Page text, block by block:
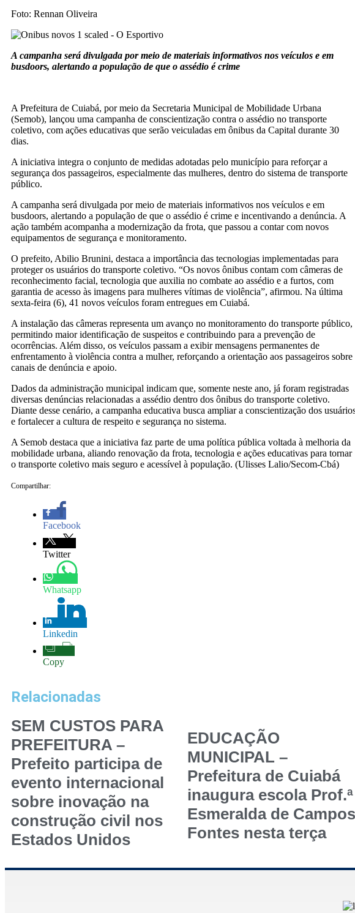
Foto: Rennan Oliveira
A campanha será divulgada por meio de materiais informativos nos veículos e em
busdoors, alertando a população de que o assédio é crime
A Prefeitura de Cuiabá, por meio da Secretaria Municipal de Mobilidade Urbana
(Semob), lançou uma campanha de conscientização contra o assédio no transporte
coletivo, com ações educativas que serão veiculadas em ônibus da Capital durante 30
dias.
A iniciativa integra o conjunto de medidas adotadas pelo município para reforçar a
segurança dos passageiros, especialmente das mulheres, dentro do sistema de transporte
público.
A campanha será divulgada por meio de materiais informativos nos veículos e em
busdoors, alertando a população de que o assédio é crime e incentivando a denúncia. A
ação também acompanha a modernização da frota, que passou a contar com novos
equipamentos de segurança e monitoramento.
O prefeito, Abilio Brunini, destaca a importância das tecnologias implementadas para
proteger os usuários do transporte coletivo. “Os novos ônibus contam com câmeras de
reconhecimento facial, tecnologia que auxilia no combate ao assédio e a furtos, com
garantia de acesso às imagens para mulheres vítimas de violência”, afirmou. Na última
sexta-feira (6), 41 novos veículos foram entregues em Cuiabá.
A instalação das câmeras representa um avanço no monitoramento do transporte público,
permitindo maior identificação de suspeitos e contribuindo para a prevenção de
ocorrências. Além disso, os veículos passam a exibir mensagens permanentes de
enfrentamento à violência contra a mulher, reforçando a orientação aos passageiros sobre
canais de denúncia e apoio.
Dados da administração municipal indicam que, somente neste ano, já foram registradas
diversas denúncias relacionadas a assédio dentro dos ônibus do transporte coletivo.
Diante desse cenário, a campanha educativa busca ampliar a conscientização dos
e fortalecer a cultura de respeito e segurança no sistema.
A Semob destaca que a iniciativa faz parte de uma política pública voltada à melhoria da
mobilidade urbana, aliando renovação da frota, tecnologia e ações educativas para tornar
o transporte coletivo mais seguro e acessível à população. (Ulisses Lalio/Secom-Cbá)
Compartilhar:
Facebook
Twitter
Whatsapp
Linkedin
Copy
Relacionadas
SEM CUSTOS PARA
PREFEITURA –
Prefeito participa de
evento internacional
sobre inovação na
construção civil nos
Estados Unidos
EDUCAÇÃO
MUNICIPAL –
Prefeitura de Cuiabá
inaugura escola Prof.ª
Esmeralda de Campos
Fontes nesta terça